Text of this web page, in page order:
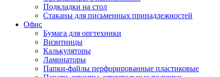
Подкладки на стол
Стаканы для письменных принадлежностей
Офис
Бумага для оргтехники
Визитницы
Калькуляторы
Ламинаторы
Папки-файлы перфорированные пластиковые